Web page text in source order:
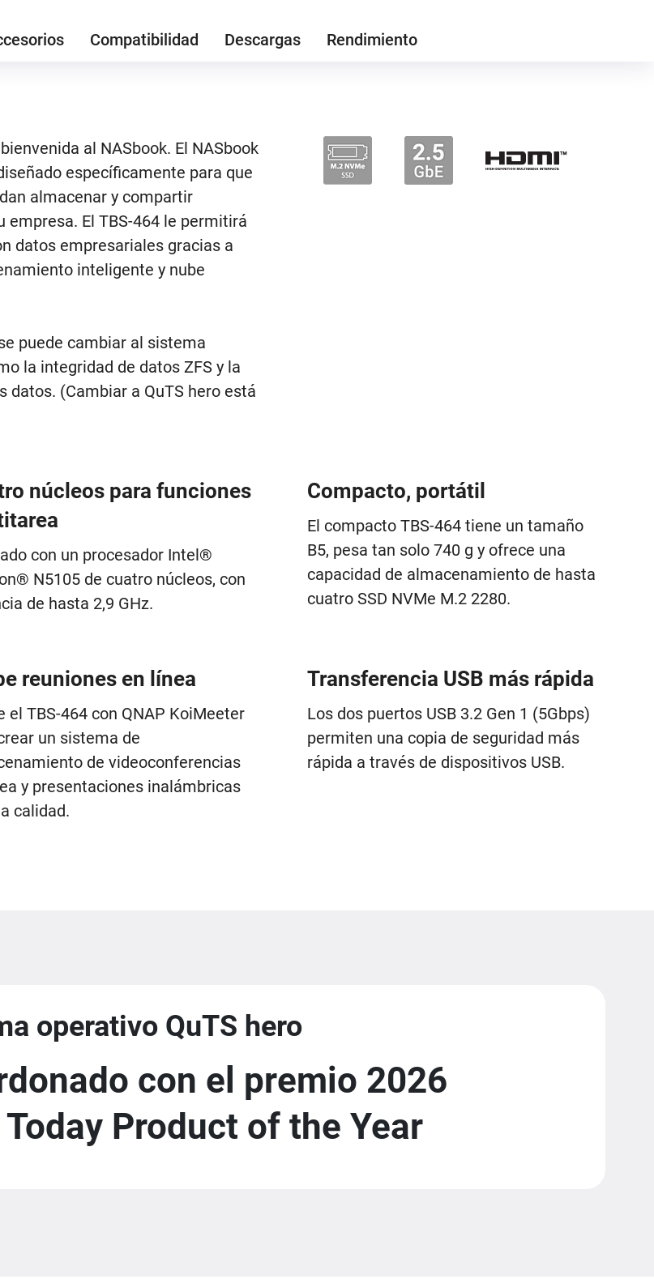
Compatibilidad Descargas Rendimiento
al NASbook. El NASbook
específicamente para que
almacenar y compartir
El TBS-464 le permitirá
datos empresariales gracias a
inteligente y nube
puede cambiar al sistema
la integridad de datos ZFS y la
datos. (Cambiar a QuTS hero está
núcleos para funciones
con un procesador Intel®
N5105 de cuatro núcleos, con
de hasta 2,9 GHz.
Compacto, portátil
El compacto TBS-464 tiene un tamaño
B5, pesa tan solo 740 g y ofrece una
capacidad de almacenamiento de hasta
cuatro SSD NVMe M.2 2280.
reuniones en línea
el TBS-464 con QNAP KoiMeeter
un sistema de
de videoconferencias
y presentaciones inalámbricas
calidad.
Transferencia USB más rápida
Los dos puertos USB 3.2 Gen 1 (5Gbps)
permiten una copia de seguridad más
rápida a través de dispositivos USB.
operativo QuTS hero
con el premio 2026
Today Product of the Year